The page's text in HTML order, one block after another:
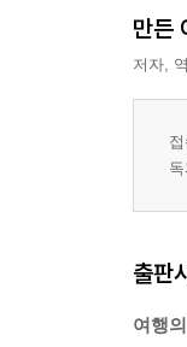
만든
저자,
출판
여행